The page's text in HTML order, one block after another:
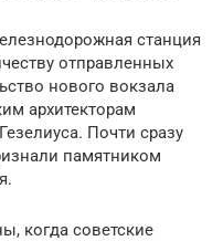
станция
отправленных
нового вокзала
архитекторам
Почти сразу
памятником
когда советские